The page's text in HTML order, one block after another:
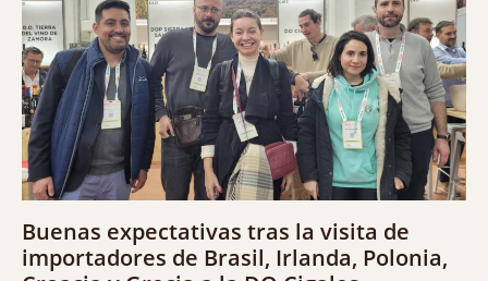
Buenas expectativas tras la visita de
importadores de Brasil, Irlanda, Polonia,